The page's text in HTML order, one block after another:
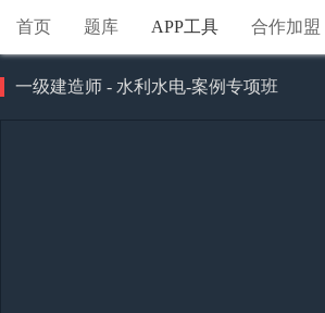
首页 题库 APP工具 合作加盟
一级建造师 - 水利水电-案例专项班